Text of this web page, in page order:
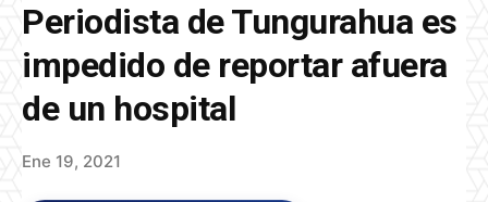
Periodista de Tungurahua es
impedido de reportar afuera
de un hospital
Ene 19, 2021